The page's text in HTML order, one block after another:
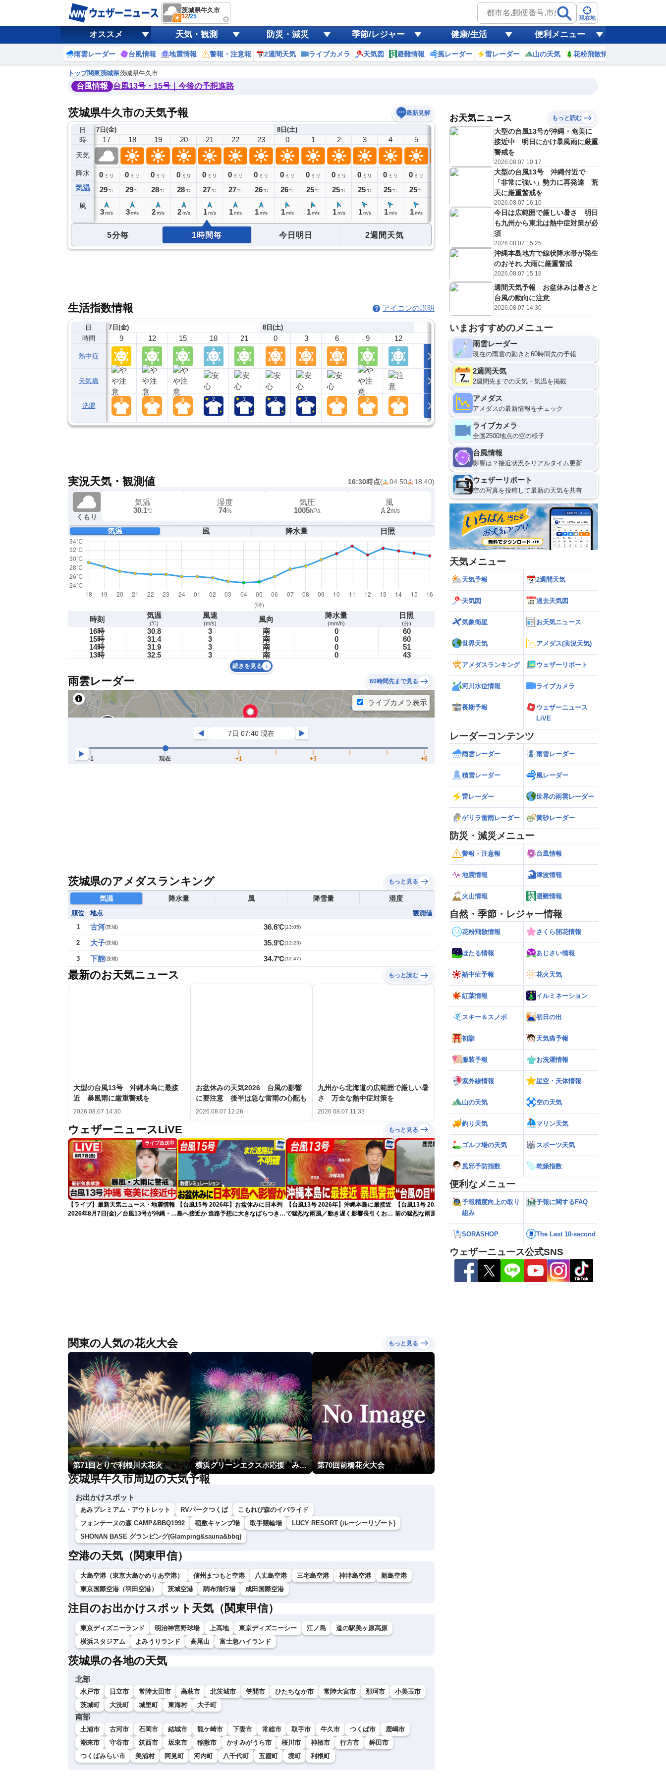
茨城県牛久市
32/25 現在地
オススメ 天気・観測 防災・減災 季節/レジャー 健康/生活 便利メニュー
雨雲レーダー 台風情報 地震情報 警報・注意報 2週間天気 ライブカメラ 天気図 避難情報 風レーダー 雷レーダー 山の天気 花粉飛散情報
トップ関東茨城県茨城県牛久市
台風情報 台風13号・15号｜今後の予想進路
茨城県牛久市の天気予報 最新見解
日
時
天気
降水
気温
風
7日(金)
16
0ミリ
30℃
17
0 ミリ
29℃
3 m/s
18
0 ミリ
29℃
3 m/s
19
0 ミリ
28℃
2 m/s
20
0 ミリ
28℃
2 m/s
21
0 ミリ
27℃
1 m/s
22
0 ミリ
27℃
1 m/s
23
0 ミリ
26 ℃
1m/s
8日(土)
0
0 ミリ
26℃
1 m/s
1
0 ミリ
25℃
1 m/s
2
0 ミリ
25℃
1 m/s
3
0 ミリ
25℃
1 m/s
4
0 ミリ
25℃
1 m/s
5
0 ミリ
25℃
1 m/s
8
ミリ
℃
m/s
0ミリ
30℃
1m/s
10
0ミリ
31
2 m/s
11
0 ミリ
2m/s
12
2m/s
5分毎 1時間毎 今日明日 2週間天気
生活指数情報 アイコンの説明
日
時間
熱中症
天気痛
洗濯
7日(金)
9 12 15 18 21
8日(土)
0 3 6 9 12
実況天気・観測値 16:30時点( 04:50 18:40)
くもり
気温
30.1℃
湿度
74%
気圧
1005hPa
風
2m/s
気温 風 降水量 日照
時刻 気温
(℃)
風速
(m/s) 風向 降水量
(mm/h)
日照
(分)
16時 30.8 3 南 0
60
15時
31.4 3 南 0
60
14時
31.9 3 南 0
51
13時
32.5 3 南 0 43
続きを見る
雨雲レーダー 60時間先まで見る
茨城県のアメダスランキング もっと見る
気温 降水量 風 降雪量 湿度
順位 地点
観測値
1
古河(茨城) 36.6℃(13:05)
2 大子(茨城) 35.9℃(12:23)
3 下館(茨城) 34.7℃(12:47)
最新のお天気ニュース もっと読む
大型の台風13号 沖縄本島に最接
近 暴風雨に厳重警戒を
2026.08.07 14:30
お盆休みの天気2026 台風の影響
に要注意 後半は急な雷雨の心配も
2026.08.07 12:26
九州から北海道の広範囲で厳しい暑
さ 万全な熱中症対策を
2026.08.07 11:33
ウェザーニュースLiVE もっと見る
ライブ放送中
【ライブ】最新天気ニュース・地震情報
2026年8月7日(金)／台風13号が沖縄・奄
【台風15号 2026年】お盆休みに日本列
島へ接近か 進路予想に大きなばらつき
【台風13号 2026年】沖縄本島に最接近
で猛烈な雨風／動き遅く影響長引くおそ
【台風13号 2026年】台風の目に入る直
前の猛烈な雨風 最大瞬間風速42.2m/s観
測 吹き返しも猛烈な暴風になるおそれ
【台風13号 2026】大型で強い台風13号
（7日10時現在）
関東の人気の花火大会 もっと見る
第71回とりで利根川大花火 横浜グリーンエクスポ応援 みなとみらいフェスティバル「スカイシンフォニーinヨコハマ presented byコロワイド」 第70回前橋花火大会
茨城県牛久市周辺の天気予報
お出かけスポット
あみプレミアム・アウトレット RVパークつくば
こもれび森のイバライド
フォンテーヌの森 CAMP&BBQ1992
稲敷キャンプ場 取手競輪場
LUCY RESORT (ルーシーリゾート)
SHONAN BASE グランピング(Glamping&sauna&bbq)
空港の天気（関東甲信）
大島空港（東京大島かめりあ空港） 信州まつもと空港 八丈島空港 三宅島空港 神津島空港
新島空港
東京国際空港（羽田空港）
茨城空港 調布飛行場 成田国際空港
注目のお出かけスポット天気（関東甲信）
東京ディズニーランド 明治神宮野球場 上高地 東京ディズニーシー 江ノ島
道の駅美ヶ原高原
横浜スタジアム
よみうりランド 高尾山 富士急ハイランド
茨城県の各地の天気
北部
水戸市 日立市 常陸太田市 高萩市 北茨城市 笠間市 ひたちなか市 常陸大宮市 那珂市
小美玉市
茨城町
大洗町 城里町 東海村 大子町
南部
土浦市 古河市 石岡市 結城市 龍ケ崎市 下妻市 常総市 取手市 牛久市 つくば市
鹿嶋市
潮来市
守谷市 筑西市 坂東市 稲敷市 かすみがうら市 桜川市 神栖市 行方市
鉾田市
つくばみらい市
美浦村 阿見町 河内町 八千代町 五霞町 境町 利根町
お天気ニュース もっと読む
大型の台風13号が沖縄・奄美に
接近中 明日にかけ暴風雨に厳重
警戒を
2026.08.07 10:17
大型の台風13号 沖縄付近で
「非常に強い」勢力に再発達 荒
天に厳重警戒を
2026.08.07 16:10
今日は広範囲で厳しい暑さ 明日
も九州から東北は熱中症対策が必
須
2026.08.07 15:25
沖縄本島地方で線状降水帯が発生
のおそれ 大雨に厳重警戒
2026.08.07 15:18
週間天気予報 お盆休みは暑さと
台風の動向に注意
2026.08.07 14:30
いまおすすめのメニュー
雨雲レーダー
現在の雨雲の動きと60時間先の予報
2週間天気
2週間先までの天気・気温を掲載
アメダス
アメダスの最新情報をチェック
ライブカメラ
全国2500地点の空の様子
台風情報
影響は？接近状況をリアルタイム更新
ウェザーリポート
空の写真を投稿して最新の天気を共有
天気メニュー
天気予報 2週間天気
天気図 過去天気図
気象衛星 お天気ニュース
世界天気 アメダス(実況天気)
アメダスランキング ウェザーリポート
河川水位情報 ライブカメラ
長期予報
ウェザーニュース
LiVE
レーダーコンテンツ
雨雲レーダー 雨雪レーダー
積雪レーダー 風レーダー
雷レーダー 世界の雨雲レーダー
ゲリラ雷雨レーダー 黄砂レーダー
防災・減災メニュー
警報・注意報 台風情報
地震情報 津波情報
火山情報 避難情報
自然・季節・レジャー情報
花粉飛散情報 さくら開花情報
ほたる情報 あじさい情報
熱中症予報 花火天気
紅葉情報 イルミネーション
スキー＆スノボ 初日の出
初詣 天気痛予報
服装予報 お洗濯情報
紫外線情報 星空・天体情報
山の天気 空の天気
釣り天気 マリン天気
ゴルフ場の天気 スポーツ天気
風邪予防指数 乾燥指数
便利なメニュー
予報精度向上の取り
組み
予報に関するFAQ
SORASHOP The Last 10-second
ウェザーニュース公式SNS